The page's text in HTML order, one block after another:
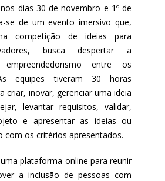
nos dias 30 de novembro e 1º de
se de um evento imersivo que,
competição de ideias para
busca despertar a
entre os
equipes tiveram 30 horas
criar, inovar, gerenciar uma ideia
levantar requisitos, validar,
e apresentar as ideias ou
com os critérios apresentados.
plataforma online para reunir
a inclusão de pessoas com